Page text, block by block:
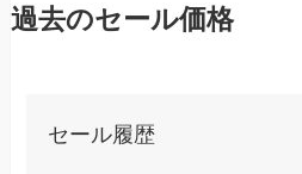
過去のセール価格
セール履歴